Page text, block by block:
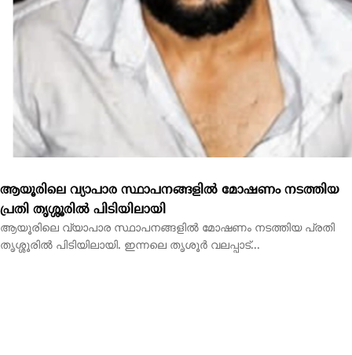
ആയൂരിലെ വ്യാപാര സ്ഥാപനങ്ങളിൽ മോഷണം നടത്തിയ
പ്രതി തൃശ്ശൂരിൽ പിടിയിലായി
ആയൂരിലെ വ്യാപാര സ്ഥാപനങ്ങളിൽ മോഷണം നടത്തിയ പ്രതി
തൃശ്ശൂരിൽ പിടിയിലായി. ഇന്നലെ തൃശൂർ വലപ്പാട്...